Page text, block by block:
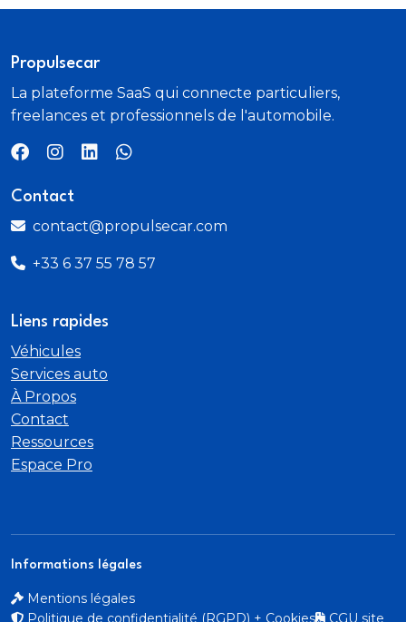
Propulsecar
La plateforme SaaS qui connecte particuliers,
freelances et professionnels de l'automobile.
Contact
contact@propulsecar.com
+33 6 37 55 78 57
Liens rapides
Véhicules
Services auto
À Propos
Contact
Ressources
Espace Pro
Informations légales
Mentions légales
Politique de confidentialité (RGPD) + Cookies
CGU site